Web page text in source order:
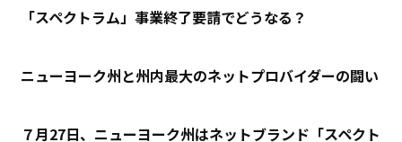
「スペクトラム」事業終了要請でどうなる？
ニューヨーク州と州内最大のネットプロバイダーの闘い
７月27日、ニューヨーク州はネットブランド「スペクト